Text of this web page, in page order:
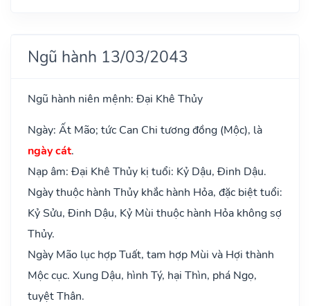
Ngũ hành 13/03/2043
Ngũ hành niên mệnh: Đại Khê Thủy
Ngày: Ất Mão; tức Can Chi tương đồng (Mộc), là
ngày cát.
Nạp âm: Đại Khê Thủy kị tuổi: Kỷ Dậu, Đinh Dậu.
Ngày thuộc hành Thủy khắc hành Hỏa, đặc biệt tuổi:
Kỷ Sửu, Đinh Dậu, Kỷ Mùi thuộc hành Hỏa không sợ
Thủy.
Ngày Mão lục hợp Tuất, tam hợp Mùi và Hợi thành
Mộc cục. Xung Dậu, hình Tý, hại Thìn, phá Ngọ,
tuyệt Thân.